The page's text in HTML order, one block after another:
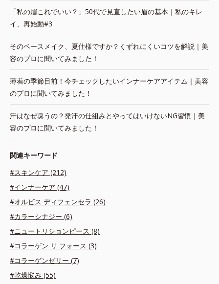
「私の眉これでいい？」50代で見直したい眉の基本｜私のキレ
イ、再始動#3
そのベースメイク、夏仕様ですか？くずれにくいコツを解説｜美
容のプロに聞いてみました！
薄着の季節目前！今チェックしたいインナーケアアイテム｜美容
のプロに聞いてみました！
汗はなぜ臭うの？発汗の仕組みとやってはいけないNG習慣｜美
容のプロに聞いてみました！
関連キーワード
#スキンケア (212)
#インナーケア (47)
#オルビス ディフェンセラ (26)
#カラーシナジー (6)
#ニュートリションピース (8)
#コラーゲン リ フォース (3)
#コラーゲンゼリー (7)
#乾燥悩み (55)